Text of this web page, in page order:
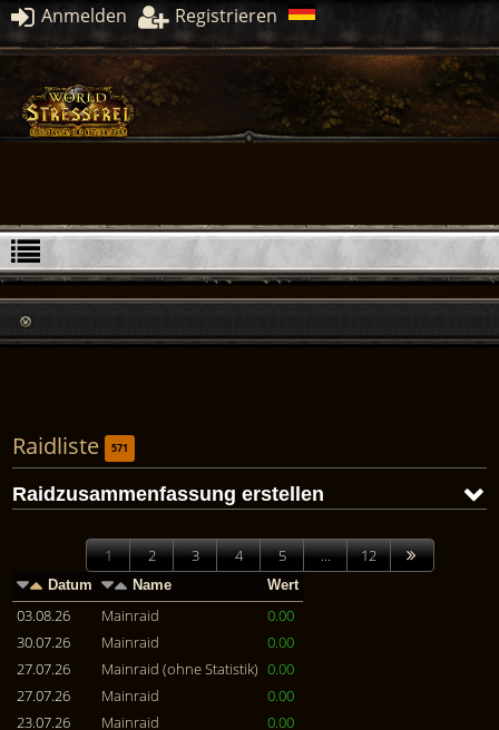
Anmelden Registrieren
Raidliste 571
Raidzusammenfassung erstellen
1 2 3 4 5 ... 12
Datum Name Wert
03.08.26 Mainraid
0.00
30.07.26
Mainraid
0.00
27.07.26
Mainraid (ohne Statistik) 0.00
27.07.26
Mainraid
0.00
23.07.26
Mainraid
0.00